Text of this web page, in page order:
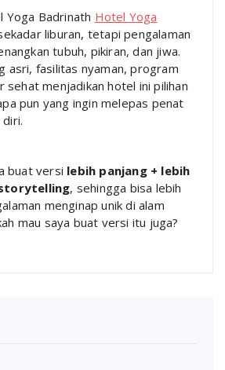
Yoga Badrinath Hotel Yoga
liburan, tetapi pengalaman
tubuh, pikiran, dan jiwa.
asri, fasilitas nyaman, program
sehat menjadikan hotel ini pilihan
pun yang ingin melepas penat
buat versi lebih panjang + lebih
, sehingga bisa lebih
menginap unik di alam
mau saya buat versi itu juga?